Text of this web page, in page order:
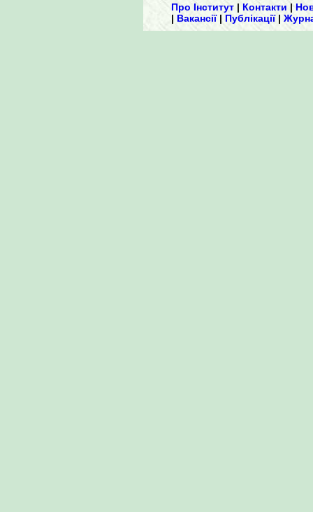
Про Інститут | Контакти |
| Вакансії| Публікації|